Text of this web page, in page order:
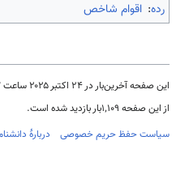
رده: اقوام شاخص
این صفحه آخرین‌بار در ‏۲۴ اکتبر ۲۰۲۵ ساعت ‏۱۰:۵۷ ویرایش شده است.
از این صفحه ۱٬۱۰۹بار بازدید شده است.
سیاست حفظ حریم خصوصی
دربارهٔ